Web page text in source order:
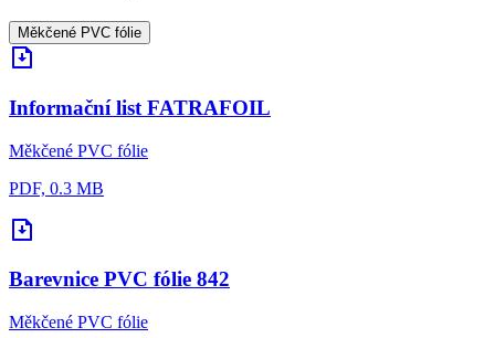
Měkčené PVC fólie
Informační list FATRAFOIL
Měkčené PVC fólie
PDF, 0.3 MB
Barevnice PVC fólie 842
Měkčené PVC fólie